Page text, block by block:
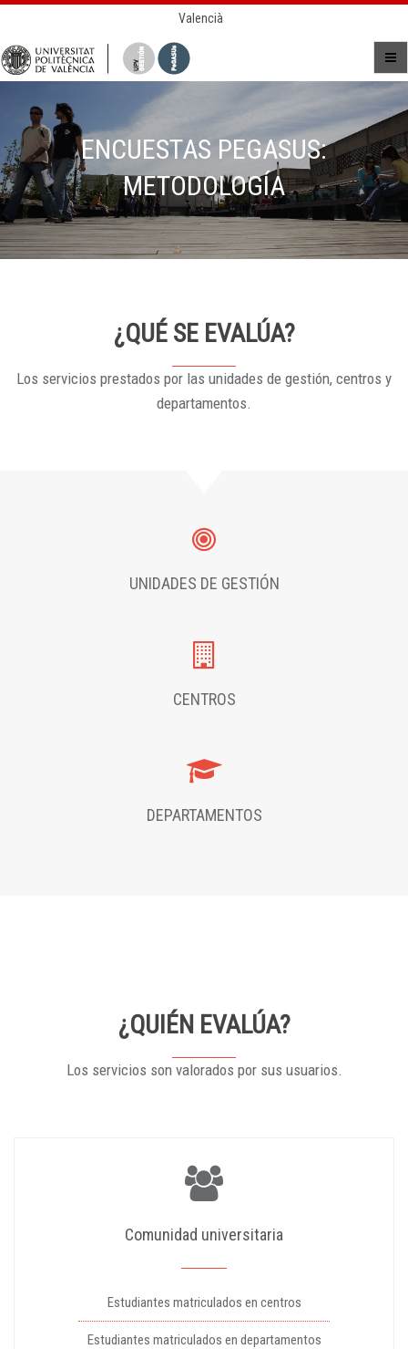
Valencià
ENCUESTAS PEGASUS:
METODOLOGÍA
¿QUÉ SE EVALÚA?
Los servicios prestados por las unidades de gestión, centros y
departamentos.
UNIDADES DE GESTIÓN
CENTROS
DEPARTAMENTOS
¿QUIÉN EVALÚA?
Los servicios son valorados por sus usuarios.
Comunidad universitaria
Estudiantes matriculados en centros
Estudiantes matriculados en departamentos